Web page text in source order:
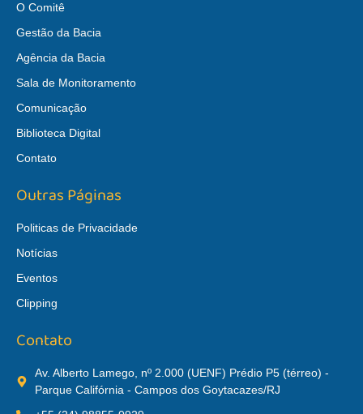
O Comitê
Gestão da Bacia
Agência da Bacia
Sala de Monitoramento
Comunicação
Biblioteca Digital
Contato
Outras Páginas
Politicas de Privacidade
Notícias
Eventos
Clipping
Contato
Av. Alberto Lamego, nº 2.000 (UENF) Prédio P5 (térreo) -
Parque Califórnia - Campos dos Goytacazes/RJ